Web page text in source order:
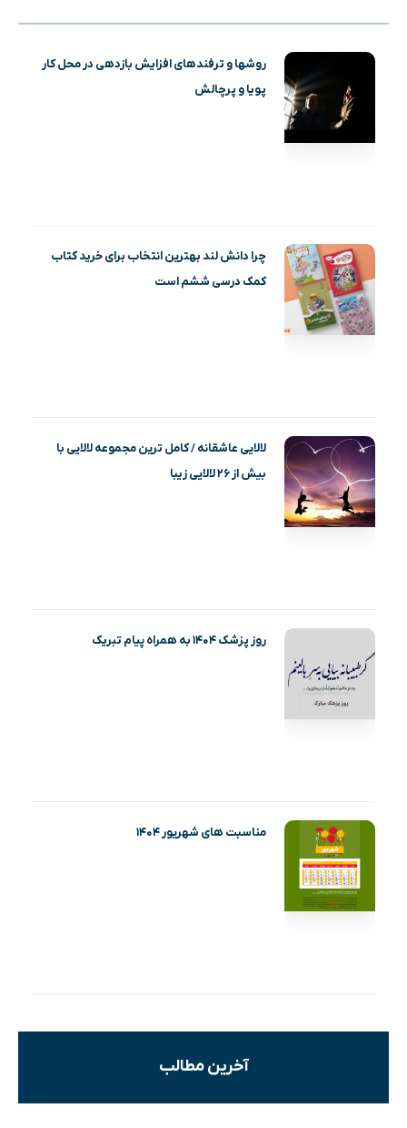
روشها و ترفندهای افزایش بازدهی در محل کار
پویا و پرچالش
چرا دانش لند بهترین انتخاب برای خرید کتاب
کمک درسی ششم است
لالایی عاشقانه / کامل ترین مجموعه لالایی با
بیش از ۲۶ لالایی زیبا
روز پزشک ۱۴۰۴ به همراه پیام تبریک
مناسبت های شهریور ۱۴۰۴
آخرین مطالب